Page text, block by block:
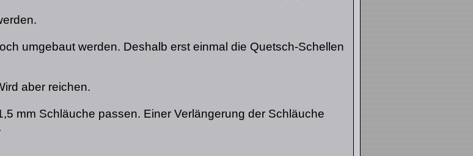
umgebaut werden. Deshalb erst einmal die Quetsch-Schellen
aber reichen.
mm Schläuche passen. Einer Verlängerung der Schläuche